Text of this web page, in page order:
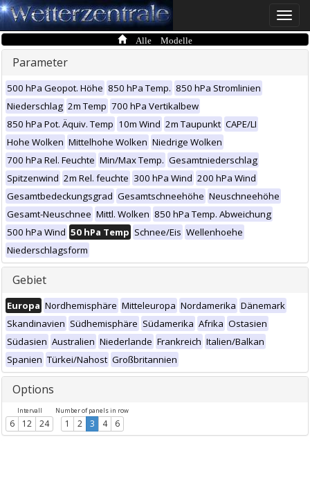
Toggle
Alle Modelle
Parameter
500 hPa Geopot. Höhe 850 hPa Temp. 850 hPa Stromlinien
Niederschlag 2m Temp 700 hPa Vertikalbew
850 hPa Pot. Äquiv. Temp 10m Wind 2m Taupunkt CAPE/LI
Hohe Wolken Mittelhohe Wolken Niedrige Wolken
700 hPa Rel. Feuchte Min/Max Temp. Gesamtniederschlag
Spitzenwind 2m Rel. feuchte 300 hPa Wind 200 hPa Wind
Gesamtbedeckungsgrad Gesamtschneehöhe Neuschneehöhe
Gesamt-Neuschnee Mittl. Wolken 850 hPa Temp. Abweichung
500 hPa Wind 50 hPa Temp Schnee/Eis Wellenhoehe
Niederschlagsform
Gebiet
Europa Nordhemisphäre Mitteleuropa Nordamerika Dänemark
Skandinavien Südhemisphäre Südamerika Afrika Ostasien
Südasien Australien Niederlande Frankreich Italien/Balkan
Spanien Türkei/Nahost Großbritannien
Options
Intervall
6 12 24
Number of panels in row
1 2 3 4 6